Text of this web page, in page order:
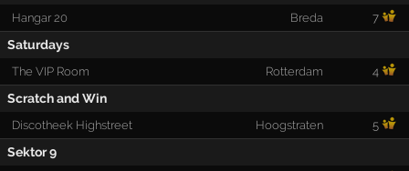
Hangar 20 Breda 7
Saturdays
The VIP Room Rotterdam 4
Scratch and Win
Discotheek Highstreet Hoogstraten 5
Sektor 9